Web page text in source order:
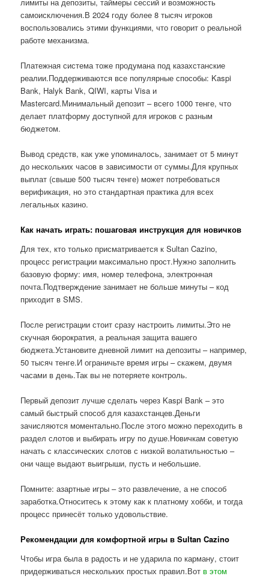
самоисключения.В 2024 году более 8 тысяч игроков
воспользовались этими функциями, что говорит о реальной
работе механизма.
Платежная система тоже продумана под казахстанские
реалии.Поддерживаются все популярные способы: Kaspi
Bank, Halyk Bank, QIWI, карты Visa и
Mastercard.Минимальный депозит – всего 1000 тенге, что
делает платформу доступной для игроков с разным
бюджетом.
Вывод средств, как уже упоминалось, занимает от 5 минут
до нескольких часов в зависимости от суммы.Для крупных
выплат (свыше 500 тысяч тенге) может потребоваться
верификация, но это стандартная практика для всех
легальных казино.
Как начать играть: пошаговая инструкция для новичков
Для тех, кто только присматривается к Sultan Cazino,
процесс регистрации максимально прост.Нужно заполнить
базовую форму: имя, номер телефона, электронная
почта.Подтверждение занимает не больше минуты – код
приходит в SMS.
После регистрации стоит сразу настроить лимиты.Это не
скучная бюрократия, а реальная защита вашего
бюджета.Установите дневной лимит на депозиты – например,
50 тысяч тенге.И ограничьте время игры – скажем, двумя
часами в день.Так вы не потеряете контроль.
Первый депозит лучше сделать через Kaspi Bank – это
самый быстрый способ для казахстанцев.Деньги
зачисляются моментально.После этого можно переходить в
раздел слотов и выбирать игру по душе.Новичкам советую
начать с классических слотов с низкой волатильностью –
они чаще выдают выигрыши, пусть и небольшие.
Помните: азартные игры – это развлечение, а не способ
заработка.Относитесь к этому как к платному хобби, и тогда
процесс принесёт только удовольствие.
Рекомендации для комфортной игры в Sultan Cazino
Чтобы игра была в радость и не ударила по карману, стоит
придерживаться нескольких простых правил.Вотв этом